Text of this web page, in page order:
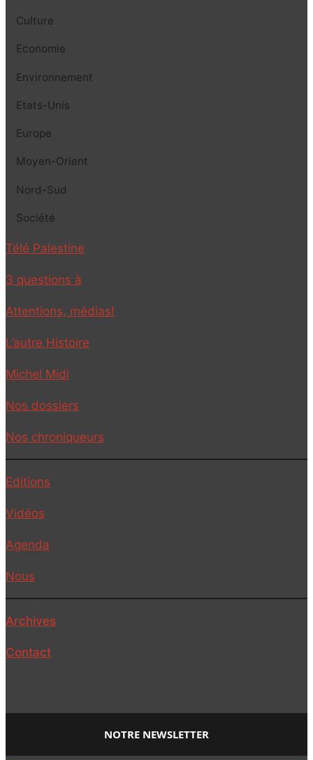
Culture
Economie
Environnement
Etats-Unis
Europe
Moyen-Orient
Nord-Sud
Société
Télé Palestine
3 questions à
Attentions, médias!
L’autre Histoire
Michel Midi
Nos dossiers
Nos chroniqueurs
Editions
Vidéos
Agenda
Nous
Archives
Contact
NOTRE NEWSLETTER